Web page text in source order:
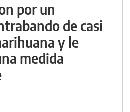
por un
de casi
y le
medida